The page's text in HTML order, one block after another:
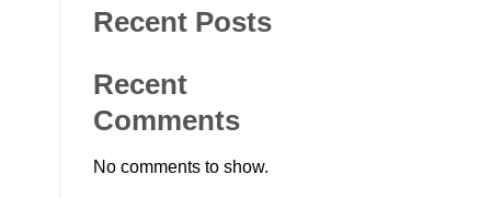
Recent Posts
Recent
Comments
No comments to show.